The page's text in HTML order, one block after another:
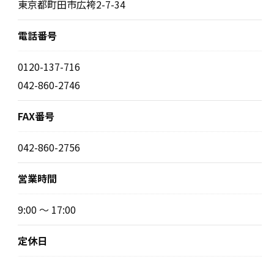
東京都町田市広袴2-7-34
電話番号
0120-137-716
042-860-2746
FAX番号
042-860-2756
営業時間
9:00 〜 17:00
定休日